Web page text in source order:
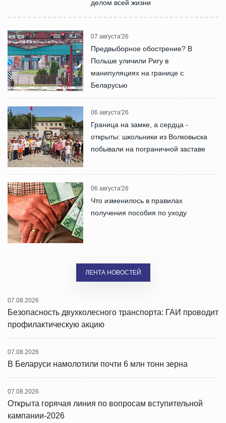
делом всей жизни
07 августа'26
Предвыборное обострение? В
Польше уличили Ригу в
манипуляциях на границе с
Беларусью
06 августа'26
Граница на замке, а сердца -
открыты: школьники из Волковыска
побывали на пограничной заставе
06 августа'26
Что изменилось в правилах
получения пособия по уходу
ЛЕНТА НОВОСТЕЙ
07.08.2026
Безопасность двухколесного транспорта: ГАИ проводит
профилактическую акцию
07.08.2026
В Беларуси намолотили почти 6 млн тонн зерна
07.08.2026
Открыта горячая линия по вопросам вступительной
кампании-2026